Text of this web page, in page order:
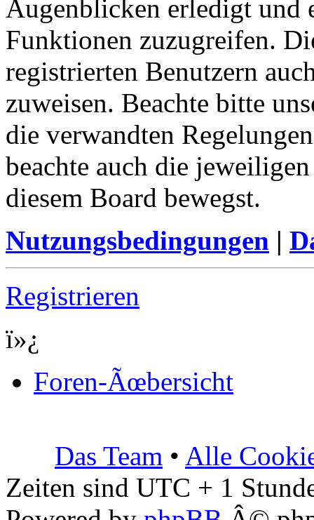
Augenblicken erledigt und
Funktionen zuzugreifen.
registrierten Benutzern
zuweisen. Beachte bitte
die verwandten
beachte auch die
diesem Board bewegst.
Nutzungsbedingungen |
Registrieren
ï»¿
Foren-Ãœbersicht
Das Team • Alle
Zeiten sind UTC + 1